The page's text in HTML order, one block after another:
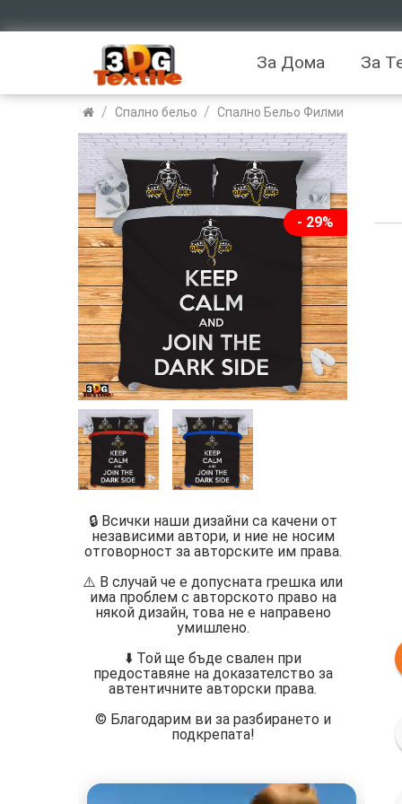
За Дома За
/ Спално бельо / Спално Бельо Филми
- 29%
🔒 Всички наши дизайни са качени от
независими автори, и ние не носим
отговорност за авторските им права.
⚠️ В случай че е допусната грешка или
има проблем с авторското право на
някой дизайн, това не е направено
умишлено.
⬇️ Той ще бъде свален при
предоставяне на доказателство за
автентичните авторски права.
©️ Благодарим ви за разбирането и
подкрепата!